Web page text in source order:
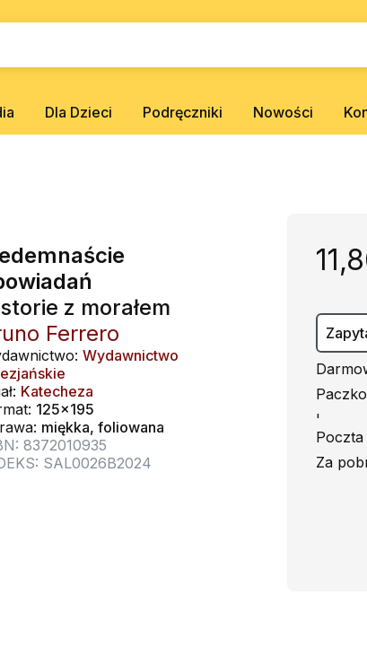
Dla Dzieci Podręczniki Nowości
z morałem
Ferrero
Wydawnictwo
Katecheza
125x195
miękka, foliowana
8372010935
SAL0026B2024
'
Poczta
Za